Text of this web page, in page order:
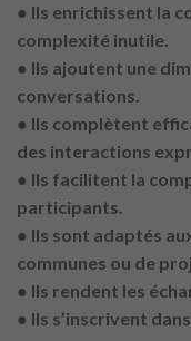
● Ils enrichissent la
complexité inutile.
● Ils ajoutent une
conversations.
● Ils complètent
des interactions
● Ils facilitent la
participants.
● Ils sont adaptés
communes ou de
● Ils rendent les
● Ils s’inscrivent